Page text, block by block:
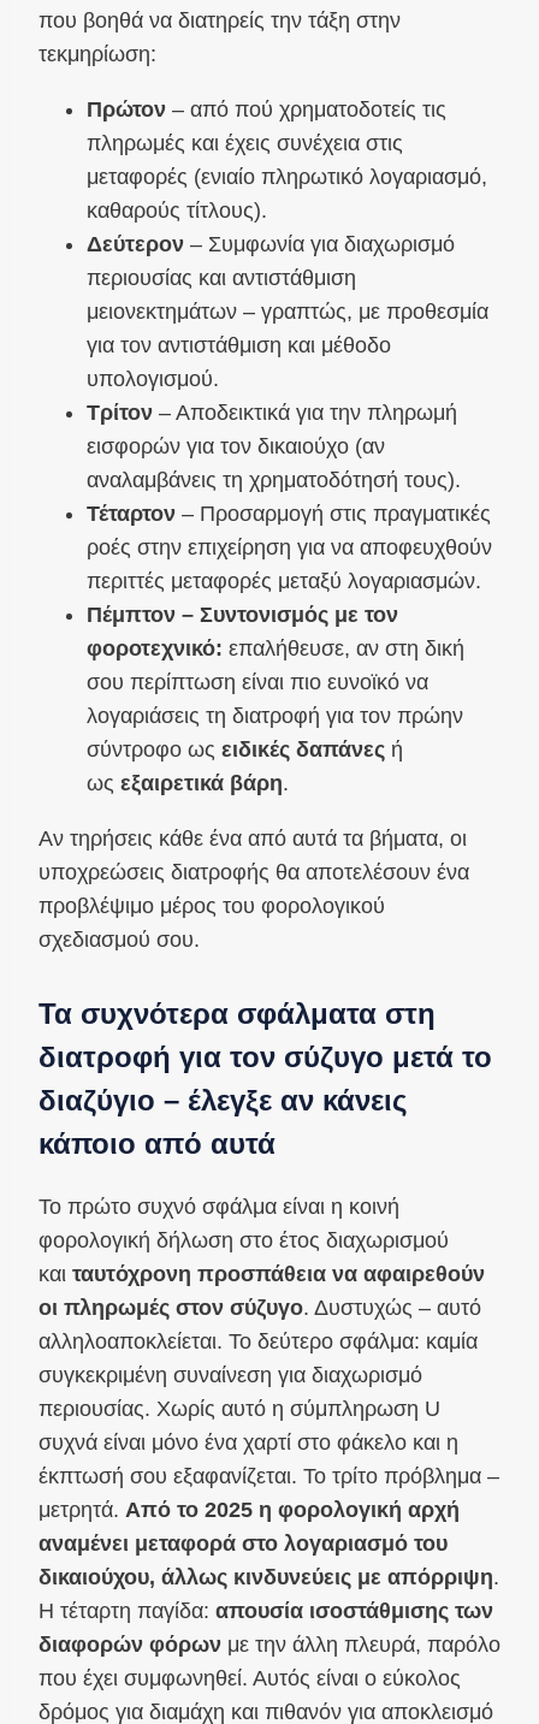
που βοηθά να διατηρείς την τάξη στην
τεκμηρίωση:
Πρώτον – από πού χρηματοδοτείς τις
πληρωμές και έχεις συνέχεια στις
μεταφορές (ενιαίο πληρωτικό λογαριασμό,
καθαρούς τίτλους).
Δεύτερον – Συμφωνία για διαχωρισμό
περιουσίας και αντιστάθμιση
μειονεκτημάτων – γραπτώς, με προθεσμία
για τον αντιστάθμιση και μέθοδο
υπολογισμού.
Τρίτον – Αποδεικτικά για την πληρωμή
εισφορών για τον δικαιούχο (αν
αναλαμβάνεις τη χρηματοδότησή τους).
Τέταρτον – Προσαρμογή στις πραγματικές
ροές στην επιχείρηση για να αποφευχθούν
περιττές μεταφορές μεταξύ λογαριασμών.
Πέμπτον – Συντονισμός με τον
φοροτεχνικό: επαλήθευσε, αν στη δική
σου περίπτωση είναι πιο ευνοϊκό να
λογαριάσεις τη διατροφή για τον πρώην
σύντροφο ως ειδικές δαπάνες ή
ως εξαιρετικά βάρη.
Αν τηρήσεις κάθε ένα από αυτά τα βήματα, οι
υποχρεώσεις διατροφής θα αποτελέσουν ένα
προβλέψιμο μέρος του φορολογικού
σχεδιασμού σου.
Τα συχνότερα σφάλματα στη
διατροφή για τον σύζυγο μετά το
διαζύγιο – έλεγξε αν κάνεις
κάποιο από αυτά
Το πρώτο συχνό σφάλμα είναι η κοινή
φορολογική δήλωση στο έτος διαχωρισμού
και ταυτόχρονη προσπάθεια να αφαιρεθούν
οι πληρωμές στον σύζυγο. Δυστυχώς – αυτό
αλληλοαποκλείεται. Το δεύτερο σφάλμα: καμία
συγκεκριμένη συναίνεση για διαχωρισμό
περιουσίας. Χωρίς αυτό η σύμπληρωση U
συχνά είναι μόνο ένα χαρτί στο φάκελο και η
έκπτωσή σου εξαφανίζεται. Το τρίτο πρόβλημα –
μετρητά. Από το 2025 η φορολογική αρχή
αναμένει μεταφορά στο λογαριασμό του
δικαιούχου, άλλως κινδυνεύεις με απόρριψη.
Η τέταρτη παγίδα: απουσία ισοστάθμισης των
διαφορών φόρων με την άλλη πλευρά, παρόλο
που έχει συμφωνηθεί. Αυτός είναι ο εύκολος
δρόμος για διαμάχη και πιθανόν για αποκλεισμό